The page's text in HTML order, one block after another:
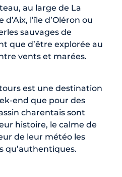
au large de La
d’Aix, l’île d’Oléron ou
sauvages de
que d’être explorée au
vents et marées.
est une destination
end que pour des
charentais sont
histoire, le calme de
de leur météo les
qu’authentiques.